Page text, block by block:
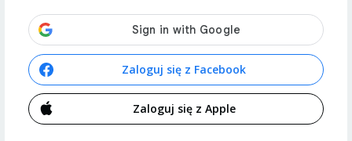
Zaloguj się z Facebook
Zaloguj się z Apple